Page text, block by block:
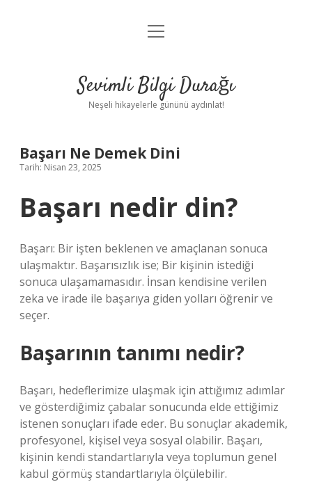
Anasayfa
Yasal Uyarı
menüyü
Sevimli Bilgi Durağı
Neşeli hikayelerle gününü aydınlat!
Başarı Ne Demek Dini
Tarih: Nisan 23, 2025
Başarı nedir din?
Başarı: Bir işten beklenen ve amaçlanan sonuca
ulaşmaktır. Başarısızlık ise; Bir kişinin istediği
sonuca ulaşamamasıdır. İnsan kendisine verilen
zeka ve irade ile başarıya giden yolları öğrenir ve
seçer.
Başarının tanımı nedir?
Başarı, hedeflerimize ulaşmak için attığımız adımlar
ve gösterdiğimiz çabalar sonucunda elde ettiğimiz
istenen sonuçları ifade eder. Bu sonuçlar akademik,
profesyonel, kişisel veya sosyal olabilir. Başarı,
kişinin kendi standartlarıyla veya toplumun genel
kabul görmüş standartlarıyla ölçülebilir.